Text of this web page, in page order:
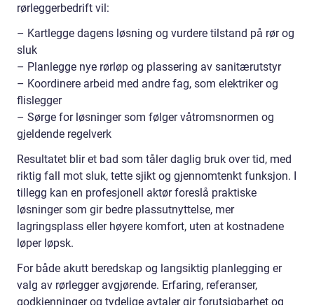
rørleggerbedrift vil:
– Kartlegge dagens løsning og vurdere tilstand på rør og
sluk
– Planlegge nye rørløp og plassering av sanitærutstyr
– Koordinere arbeid med andre fag, som elektriker og
flislegger
– Sørge for løsninger som følger våtromsnormen og
gjeldende regelverk
Resultatet blir et bad som tåler daglig bruk over tid, med
riktig fall mot sluk, tette sjikt og gjennomtenkt funksjon. I
tillegg kan en profesjonell aktør foreslå praktiske
løsninger som gir bedre plassutnyttelse, mer
lagringsplass eller høyere komfort, uten at kostnadene
løper løpsk.
For både akutt beredskap og langsiktig planlegging er
valg av rørlegger avgjørende. Erfaring, referanser,
godkjenninger og tydelige avtaler gir forutsigbarhet og